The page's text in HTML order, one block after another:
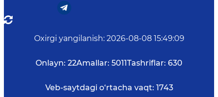
Oxirgi yangilanish: 2026-08-08 15:49:09
Onlayn: 22Amallar: 5011Tashriflar: 630
Veb-saytdagi o‘rtacha vaqt: 1743